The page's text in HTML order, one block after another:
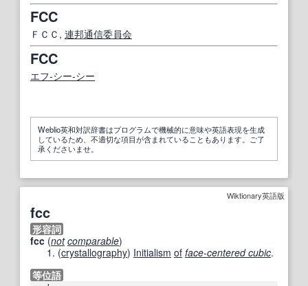
FCC
ＦＣＣ, 連邦通信委員会
FCC
エフ‐シー‐シー
Weblio英和対訳辞書はプログラムで機械的に意味や英語表現を生成
しているため、不適切な項目が含まれていることもあります。ご了
承くださいませ。
Wiktionary英語版
fcc
形容詞
fcc (not comparable)
(crystallography) Initialism of face-centered cubic.
等位語